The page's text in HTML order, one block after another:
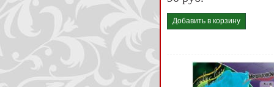
Добавить в корзину